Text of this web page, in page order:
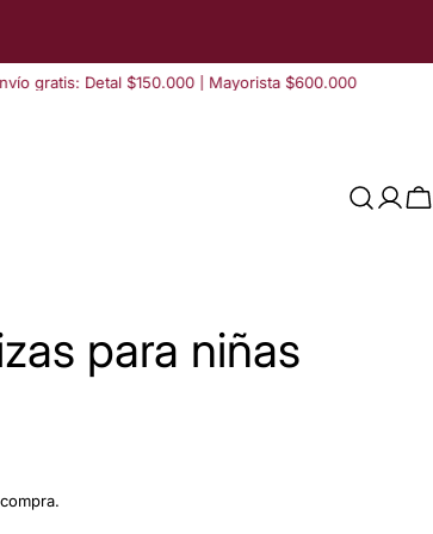
Detal $150.000 | Mayorista $600.000
para niñas